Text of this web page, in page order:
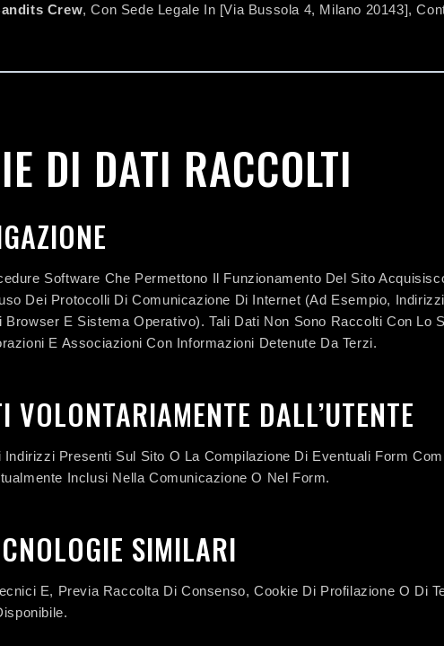
Crew, Con Sede Legale In [Via Bussola 4, Milano 20143],
DI DATI RACCOLTI
Software Che Permettono Il Funzionamento Del Sito
Dei Protocolli Di Comunicazione Di Internet (ad Esempio,
E Sistema Operativo). Tali Dati Non Sono Raccolti Con Lo
E Associazioni Con Informazioni Detenute Da Terzi.
DALL’UTENTE
Indirizzi Presenti Sul Sito O La Compilazione Di Eventuali Form
Inclusi Nella Comunicazione O Nel Form.
SIMILARI
E, Previa Raccolta Di Consenso, Cookie Di Profilazione O Di